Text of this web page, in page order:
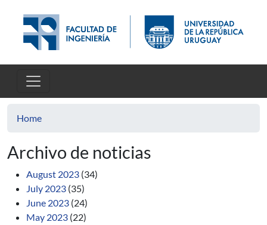
Home
Archivo de noticias
August 2023 (34)
July 2023 (35)
June 2023 (24)
May 2023 (22)